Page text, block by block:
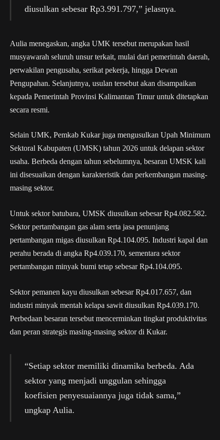
diusulkan sebesar Rp3.991.797,” jelasnya.
Aulia menegaskan, angka UMK tersebut merupakan hasil
musyawarah seluruh unsur terkait, mulai dari pemerintah daerah,
perwakilan pengusaha, serikat pekerja, hingga Dewan
Pengupahan. Selanjutnya, usulan tersebut akan disampaikan
kepada Pemerintah Provinsi Kalimantan Timur untuk ditetapkan
secara resmi.
Selain UMK, Pemkab Kukar juga mengusulkan Upah Minimum
Sektoral Kabupaten (UMSK) tahun 2026 untuk delapan sektor
usaha. Berbeda dengan tahun sebelumnya, besaran UMSK kali
ini disesuaikan dengan karakteristik dan perkembangan masing-
masing sektor.
Untuk sektor batubara, UMSK diusulkan sebesar Rp4.082.582.
Sektor pertambangan gas alam serta jasa penunjang
pertambangan migas diusulkan Rp4.104.095. Industri kapal dan
perahu berada di angka Rp4.039.170, sementara sektor
pertambangan minyak bumi tetap sebesar Rp4.104.095.
Sektor pemanen kayu diusulkan sebesar Rp4.017.657, dan
industri minyak mentah kelapa sawit diusulkan Rp4.039.170.
Perbedaan besaran tersebut mencerminkan tingkat produktivitas
dan peran strategis masing-masing sektor di Kukar.
“Setiap sektor memiliki dinamika berbeda. Ada
sektor yang menjadi unggulan sehingga
koefisien penyesuaiannya juga tidak sama,”
ungkap Aulia.